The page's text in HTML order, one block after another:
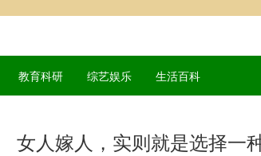
教育科研 综艺娱乐 生活百科
女人嫁人，实则就是选择一